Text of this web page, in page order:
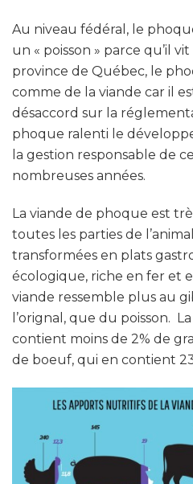
Au niveau fédéral, le
un « poisson » parce qu’il vit
province de Québec, le
comme de la viande car il
désaccord sur la
phoque ralenti le
la gestion responsable de
nombreuses années.
La viande de phoque est
toutes les parties de
transformées en plats
écologique, riche en fer et
viande ressemble plus au
l’orignal, que du poisson.
contient moins de 2% de
de boeuf, qui en contient